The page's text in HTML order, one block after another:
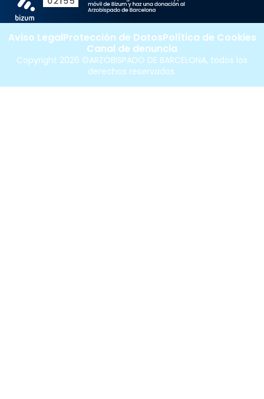
Copyright 2026 ©ARZOBISPADO DE BARCELONA, todos los
derechos reservados.
Aviso LegalProtección de DatosPolítica de Cookies
Canal de denuncia